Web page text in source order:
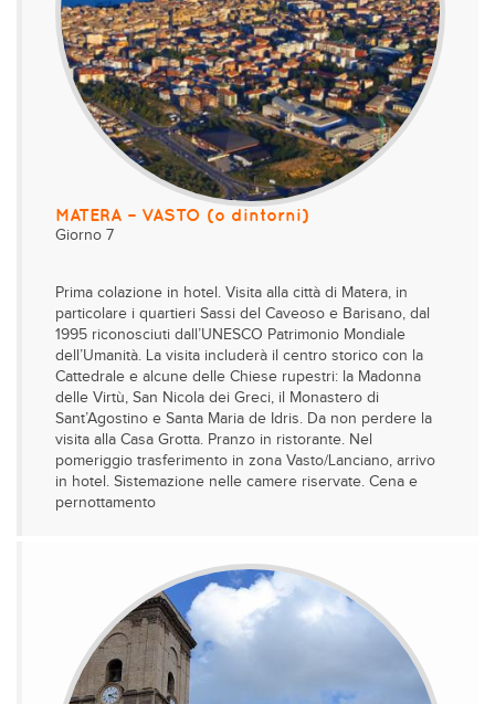
MATERA – VASTO (o dintorni)
Giorno 7
Prima colazione in hotel. Visita alla città di Matera, in
particolare i quartieri Sassi del Caveoso e Barisano, dal
1995 riconosciuti dall’UNESCO Patrimonio Mondiale
dell’Umanità. La visita includerà il centro storico con la
Cattedrale e alcune delle Chiese rupestri: la Madonna
delle Virtù, San Nicola dei Greci, il Monastero di
Sant’Agostino e Santa Maria de Idris. Da non perdere la
visita alla Casa Grotta. Pranzo in ristorante. Nel
pomeriggio trasferimento in zona Vasto/Lanciano, arrivo
in hotel. Sistemazione nelle camere riservate. Cena e
pernottamento